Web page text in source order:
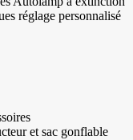
réglage personnalisé
et sac gonflable